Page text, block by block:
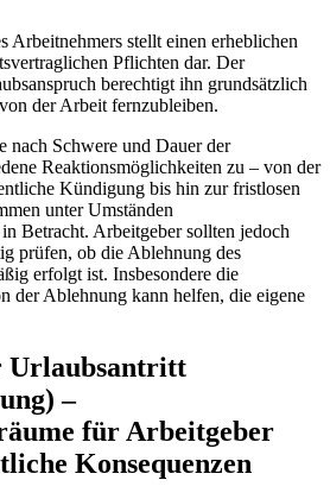
Arbeitnehmers stellt einen erheblichen
Pflichten dar. Der
berechtigt ihn grundsätzlich
der Arbeit fernzubleiben.
nach Schwere und Dauer der
Reaktionsmöglichkeiten zu – von der
Kündigung bis hin zur fristlosen
unter Umständen
in Betracht. Arbeitgeber sollten jedoch
prüfen, ob die Ablehnung des
erfolgt ist. Insbesondere die
der Ablehnung kann helfen, die eigene
Urlaubsantritt
–
für Arbeitgeber
Konsequenzen